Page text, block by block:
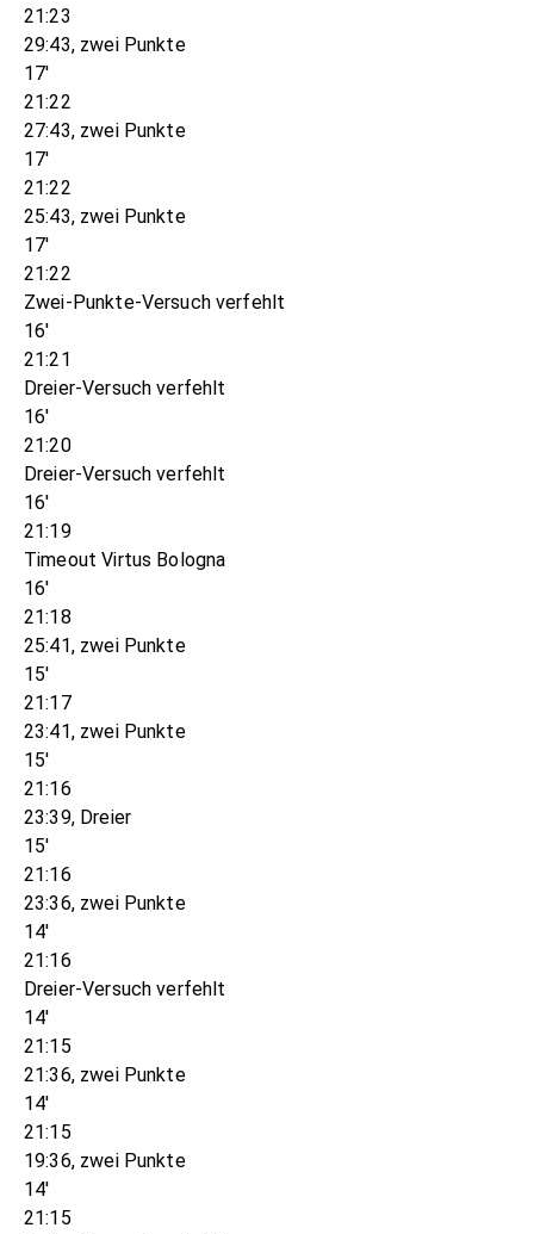
21:23
29:43, zwei Punkte
17'
21:22
27:43, zwei Punkte
17'
21:22
25:43, zwei Punkte
17'
21:22
Zwei-Punkte-Versuch verfehlt
16'
21:21
Dreier-Versuch verfehlt
16'
21:20
Dreier-Versuch verfehlt
16'
21:19
Timeout Virtus Bologna
16'
21:18
25:41, zwei Punkte
15'
21:17
23:41, zwei Punkte
15'
21:16
23:39, Dreier
15'
21:16
23:36, zwei Punkte
14'
21:16
Dreier-Versuch verfehlt
14'
21:15
21:36, zwei Punkte
14'
21:15
19:36, zwei Punkte
14'
21:15